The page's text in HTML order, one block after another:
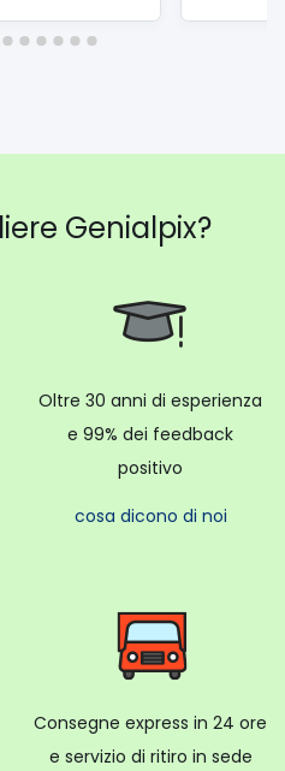
Genialpix?
Oltre 30 anni di esperienza
e 99% dei feedback
positivo
cosa dicono di noi
Consegne express in 24 ore
e servizio di ritiro in sede